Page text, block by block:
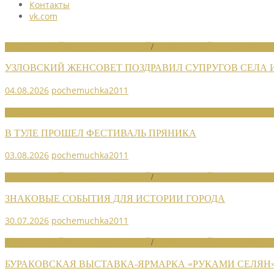
Контакты
vk.com
/
УЗЛОВСКИЙ ЖЕНСОВЕТ ПОЗДРАВИЛ СУПРУГОВ СЕЛА
04.08.2026 pochemuchka2011
В ТУЛЕ ПРОШЕЛ ФЕСТИВАЛЬ ПРЯНИКА
03.08.2026 pochemuchka2011
/
ЗНАКОВЫЕ СОБЫТИЯ ДЛЯ ИСТОРИИ ГОРОДА
30.07.2026 pochemuchka2011
/
БУРАКОВСКАЯ ВЫСТАВКА-ЯРМАРКА «РУКАМИ